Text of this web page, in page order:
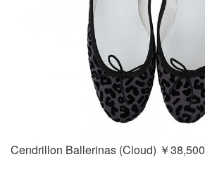
Cendrillon Ballerinas (Cloud) ￥38,500